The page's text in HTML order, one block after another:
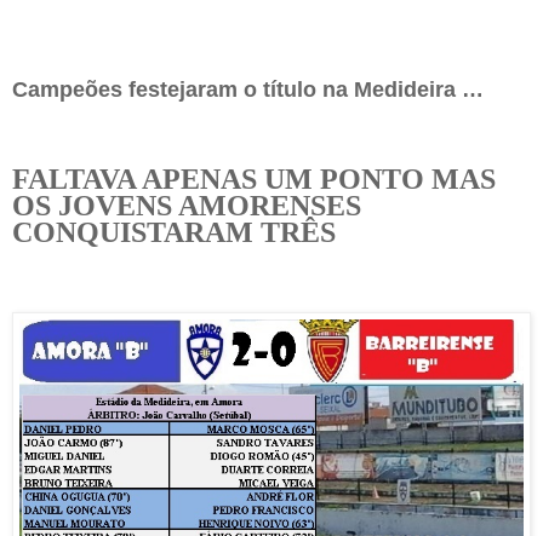
Campeões festejaram o título na Medideira …
FALTAVA APENAS UM PONTO MAS
OS JOVENS AMORENSES
CONQUISTARAM TRÊS